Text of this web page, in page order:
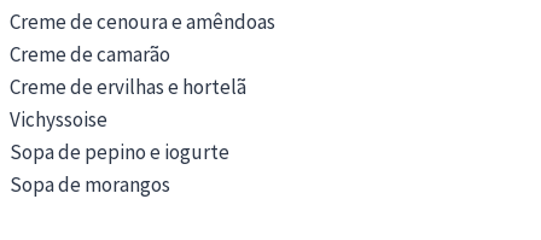
Creme de cenoura e amêndoas
Creme de camarão
Creme de ervilhas e hortelã
Vichyssoise
Sopa de pepino e iogurte
Sopa de morangos